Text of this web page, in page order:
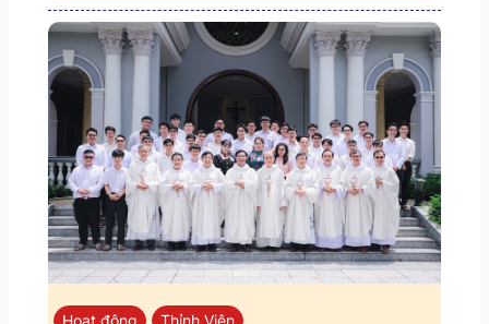
Hoạt động Thỉnh Viện